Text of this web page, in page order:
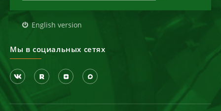
English version
Мы в социальных сетях